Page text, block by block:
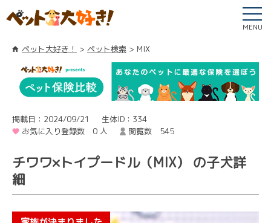
MENU
ペット大好き！ ペット検索 MIX
掲載日：2024/09/21
生体ID：334
お気に入り登録数 0 人
閲覧数 545
チワワ×トイプードル（MIX） の子犬詳
細